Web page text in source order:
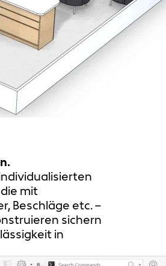
mit
Beschläge etc. –
sichern
in